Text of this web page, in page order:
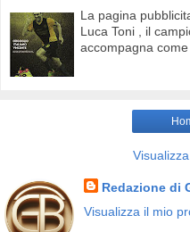
La pagina
Luca Toni , il
accompagna come
Redazione di
Visualizza il mio